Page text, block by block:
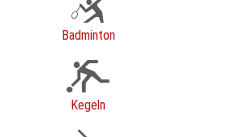
Badminton
Kegeln